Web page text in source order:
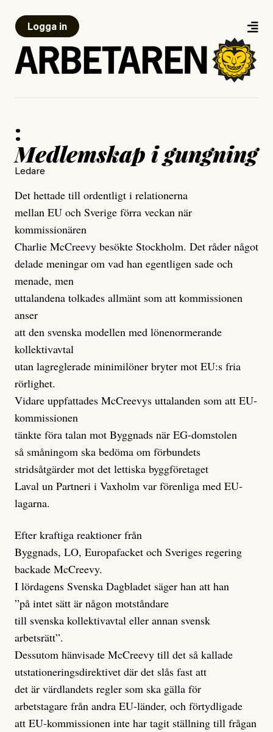
Logga in
:
Medlemskap i gungning
Ledare
Det hettade till ordentligt i relationerna
mellan EU och Sverige förra veckan när
kommissionären
Charlie McCreevy besökte Stockholm. Det råder något
delade meningar om vad han egentligen sade och
menade, men
uttalandena tolkades allmänt som att kommissionen
anser
att den svenska modellen med lönenormerande
kollektivavtal
utan lagreglerade minimilöner bryter mot EU:s fria
rörlighet.
Vidare uppfattades McCreevys uttalanden som att EU-
kommissionen
tänkte föra talan mot Byggnads när EG-domstolen
så småningom ska bedöma om förbundets
stridsåtgärder mot det lettiska byggföretaget
Laval un Partneri i Vaxholm var förenliga med EU-
lagarna.
Efter kraftiga reaktioner från
Byggnads, LO, Europafacket och Sveriges regering
backade McCreevy.
I lördagens Svenska Dagbladet säger han att han
”på intet sätt är någon motståndare
till svenska kollektivavtal eller annan svensk
arbetsrätt”.
Dessutom hänvisade McCreevy till det så kallade
utstationeringsdirektivet där det slås fast att
det är värdlandets regler som ska gälla för
arbetstagare från andra EU-länder, och förtydligade
att EU-kommissionen inte har tagit ställning till frågan